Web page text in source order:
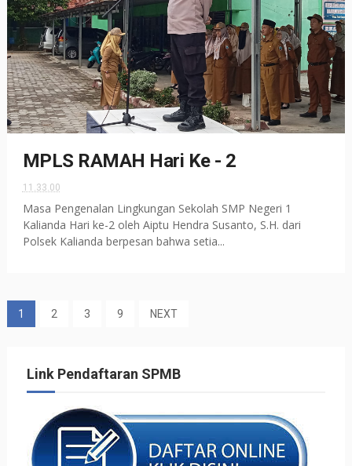
MPLS RAMAH Hari Ke - 2
11.33.00
Masa Pengenalan Lingkungan Sekolah SMP Negeri 1
Kalianda Hari ke-2 oleh Aiptu Hendra Susanto, S.H. dari
Polsek Kalianda berpesan bahwa setia...
1 2 3 9 NEXT
Link Pendaftaran SPMB